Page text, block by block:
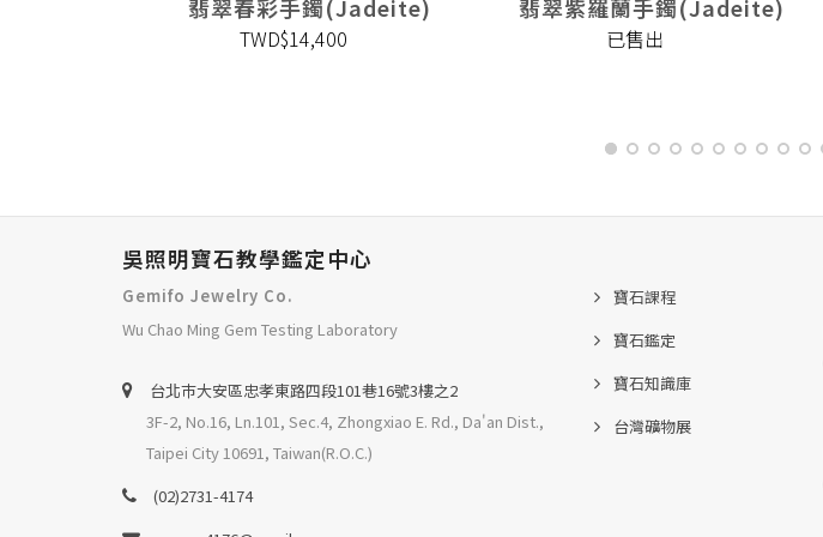
翡翠春彩手鐲(Jadeite)
TWD$14,400
翡翠紫羅蘭手鐲(Jadeite)
已售出
吳照明寶石教學鑑定中心
Gemifo Jewelry Co.
Wu Chao Ming Gem Testing Laboratory
台北巿大安區忠孝東路四段101巷16號3樓之2
3F-2, No.16, Ln.101, Sec.4, Zhongxiao E. Rd., Da'an Dist.,
Taipei City 10691, Taiwan(R.O.C.)
(02)2731-4174
寶石課程
寶石鑑定
寶石知識庫
台灣礦物展